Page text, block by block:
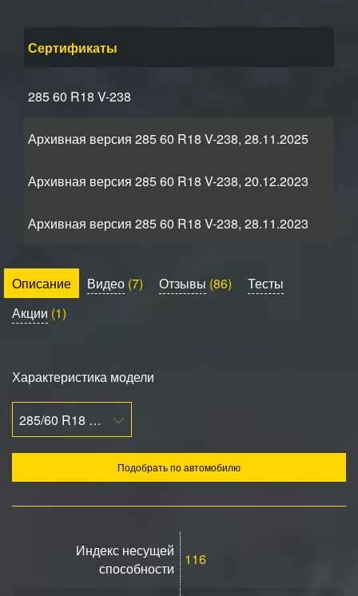
Сертификаты
285 60 R18 V-238
Архивная версия 285 60 R18 V-238, 28.11.2025
Архивная версия 285 60 R18 V-238, 20.12.2023
Архивная версия 285 60 R18 V-238, 28.11.2023
Описание Видео (7) Отзывы (86)
Тесты
Акции (1)
Характеристика модели
285/60 R18 116V
Подобрать по автомобилю
Индекс несущей
способности
116